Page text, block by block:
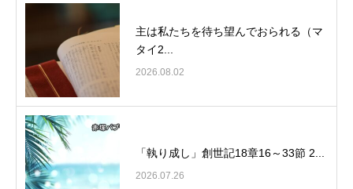
主は私たちを待ち望んでおられる（マ
タイ2...
2026.08.02
「執り成し」創世記18章16～33節 2...
2026.07.26